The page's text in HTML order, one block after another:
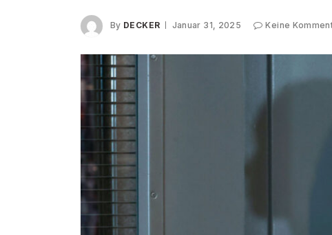
By DECKER Januar 31, 2025 Keine